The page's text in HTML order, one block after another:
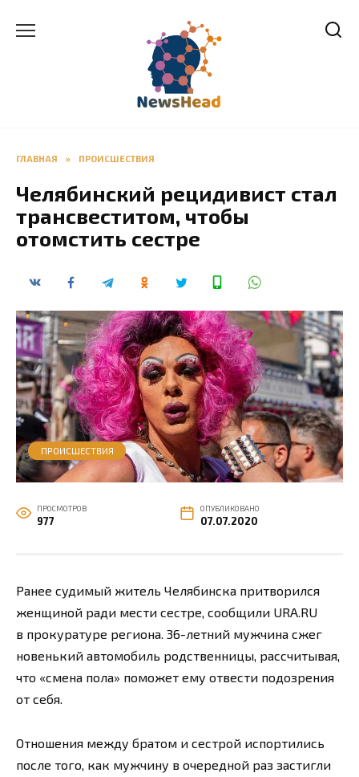
ГЛАВНАЯ » ПРОИСШЕСТВИЯ
Челябинский рецидивист стал
трансвеститом, чтобы
отомстить сестре
ПРОИСШЕСТВИЯ
ПРОСМОТРОВ
977
ОПУБЛИКОВАНО
07.07.2020
Ранее судимый житель Челябинска притворился
женщиной ради мести сестре, сообщили URA.RU
в прокуратуре региона. 36-летний мужчина сжег
новенький автомобиль родственницы, рассчитывая,
что «смена пола» поможет ему отвести подозрения
от себя.
Отношения между братом и сестрой испортились
после того, как мужчину в очередной раз застигли